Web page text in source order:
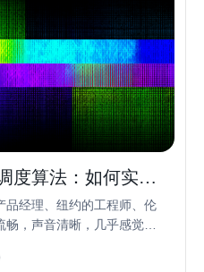
度算法：如何实现
品经理、纽约的工程师、伦
，声音清晰，几乎感觉不
数据中心在协同工作，实
公共互联网本质上是“...